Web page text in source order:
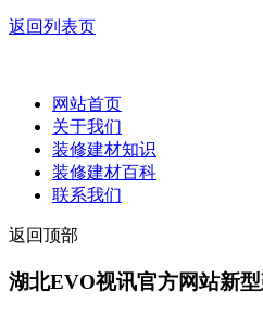
返回列表页
网站首页
关于我们
装修建材知识
装修建材百科
联系我们
返回顶部
湖北EVO视讯官方网站新